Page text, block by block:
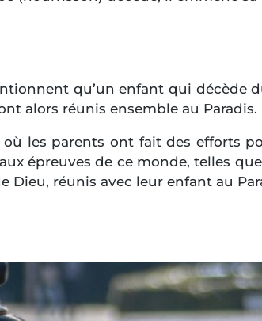
qu’un enfant qui décède
alors réunis ensemble au Paradis.
les parents ont fait des efforts
épreuves de ce monde, telles
Dieu, réunis avec leur enfant au